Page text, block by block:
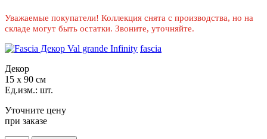
Уважаемые покупатели! Коллекция снята с производства, но на
складе могут быть остатки. Звоните, уточняйте.
fascia
Декор
15 x 90 см
Ед.изм.: шт.
Уточните цену
при заказе